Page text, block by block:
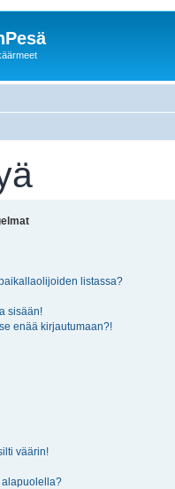
listassa?
sisään!
enää kirjautumaan?!
väärin!
alapuolella?